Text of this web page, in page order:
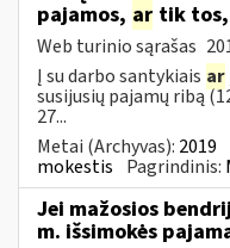
pajamos, ar tik
Web turinio sąrašas
Į su darbo santykiais ar
susijusių pajamų ribą
27...
Metai (Archyvas): 2019
mokestis Pagrindinis:
Jei mažosios
m. išsimokės